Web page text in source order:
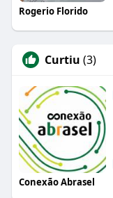
Rogerio Florido
Curtiu (3)
Conexão Abrasel